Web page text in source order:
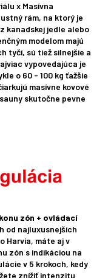
x Masívna
rám, na ktorý je
kanadskej jedle alebo
modelom majú
tyčí, sú tiež silnejšie a
vypovedajúca je
o 60 - 100 kg ťažšie
masívne kovové
skutočne pevne
zón + ovládací
od najluxusnejších
Harvia, máte aj v
zón s indikáciou na
v 5 krokoch, kedy
znížiť intenzitu